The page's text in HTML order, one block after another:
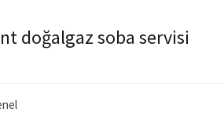
doğalgaz soba servisi